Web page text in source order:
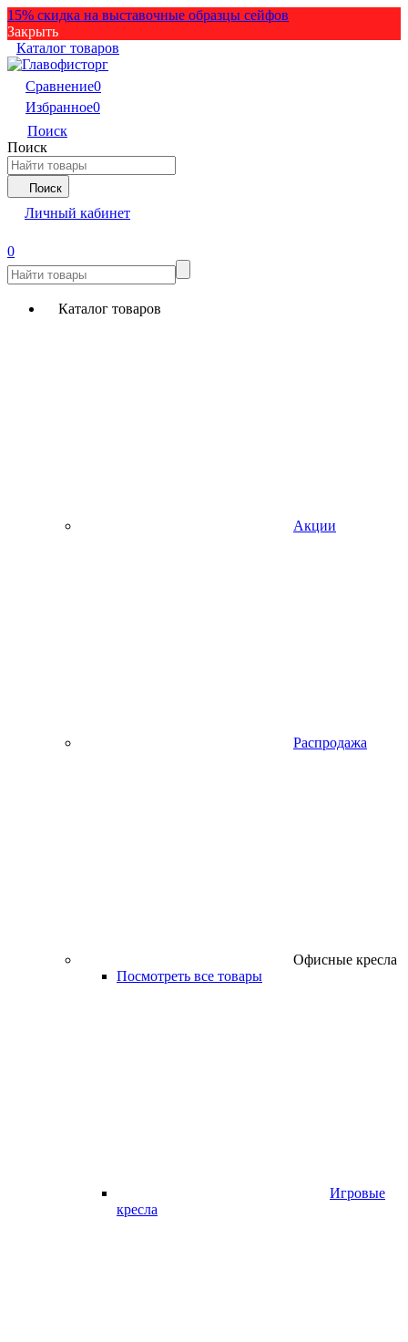
15% скидка на выставочные образцы сейфов
Закрыть
Каталог товаров
Сравнение0
Избранное0
Поиск
Поиск
Поиск
Личный кабинет
0
Каталог товаров
Акции
Распродажа
Офисные кресла
Посмотреть все товары
Игровые
кресла